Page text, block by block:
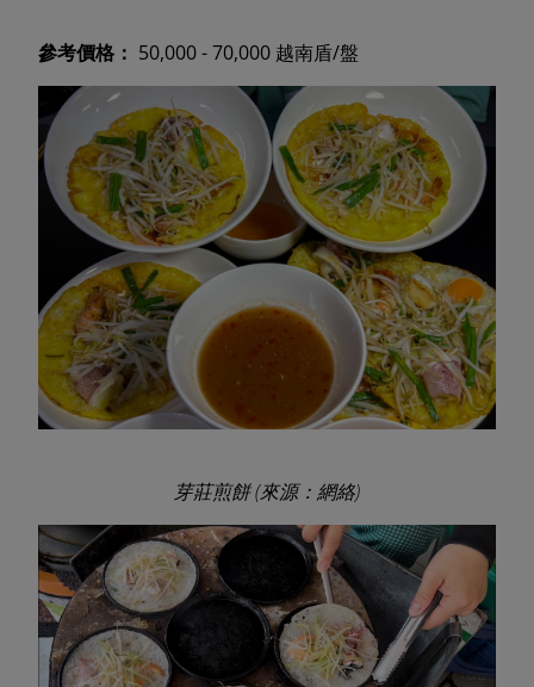
參考價格： 50,000 - 70,000 越南盾/盤
芽莊煎餅 (來源：網絡)